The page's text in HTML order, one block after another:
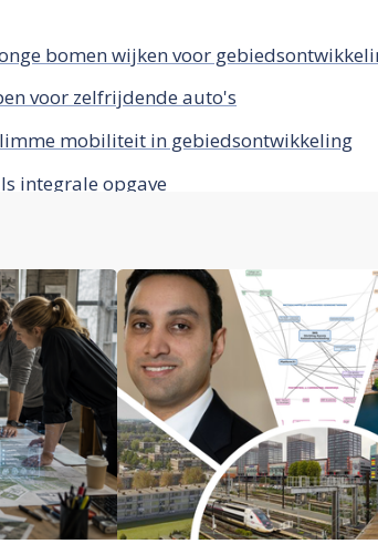
bomen wijken voor
voor zelfrijdende auto's
mobiliteit in gebiedsontwikkeling
integrale opgave